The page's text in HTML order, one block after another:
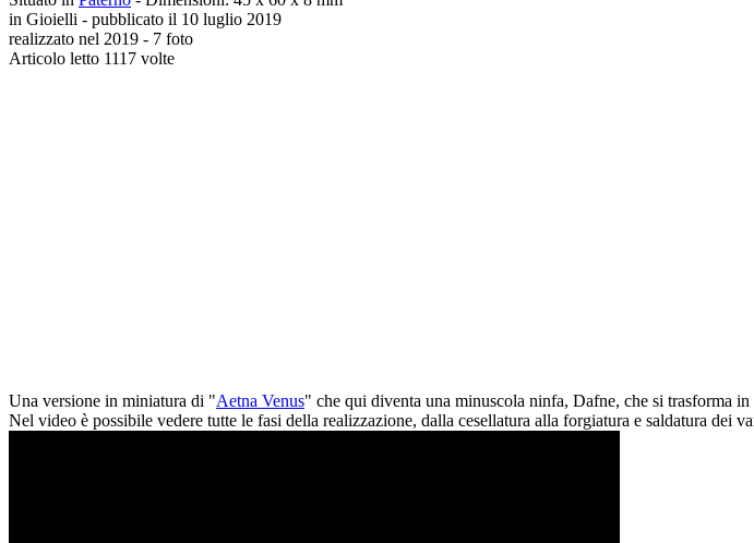
in Gioielli - pubblicato il 10 luglio 2019
realizzato nel 2019 - 7 foto
Articolo letto 1117 volte
Una versione in miniatura di "Aetna Venus" che qui diventa una minuscola ninfa, Dafne, che si trasforma
Nel video è possibile vedere tutte le fasi della realizzazione, dalla cesellatura alla forgiatura e saldatura dei